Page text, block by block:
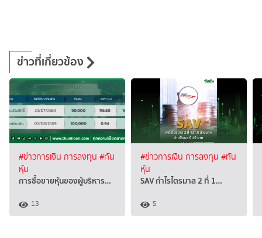
ข่าวที่เกี่ยวข้อง
#ข่าวการเงิน การลงทุน #ทัน
หุ้น
การซื้อขายหุ้นของผู้บริหาร…
13
#ข่าวการเงิน การลงทุน #ทัน
หุ้น
SAV กำไรไตรมาส 2 ที่ 1…
5